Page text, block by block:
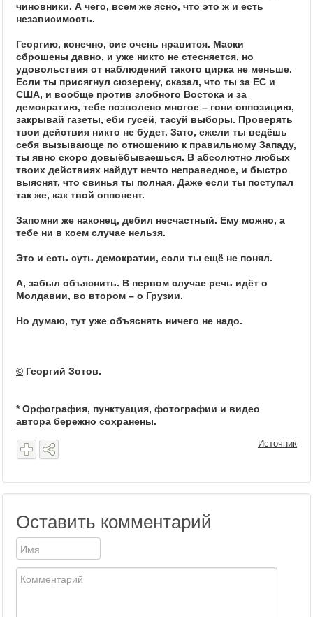
чиновники. А чего, всем же ясно, что это ж и есть
независимость.
Георгию, конечно, сие очень нравится. Маски
сброшены давно, и уже никто не стесняется, но
удовольствия от наблюдений такого цирка не меньше.
Если ты присягнул сюзерену, сказал, что ты за ЕС и
США, и вообще против злобного Востока и за
демократию, тебе позволено многое – гони оппозицию,
закрывай газеты, еби гусей, тасуй выборы. Проверять
твои действия никто не будет. Зато, ежели ты ведёшь
себя вызывающе по отношению к правильному Западу,
ты явно скоро довыёбываешься. В абсолютно любых
твоих действиях найдут нечто неправедное, и быстро
выяснят, что свинья ты полная. Даже если ты поступал
так же, как твой оппонент.
Запомни же наконец, дебил несчастный. Ему можно, а
тебе ни в коем случае нельзя.
Это и есть суть демократии, если ты ещё не понял.
А, забыл объяснить. В первом случае речь идёт о
Молдавии, во втором – о Грузии.
Но думаю, тут уже объяснять ничего не надо.
© Георгий Зотов.
* Орфография, пунктуация, фотографии и видео
автора бережно сохранены.
Источник
Оставить комментарий